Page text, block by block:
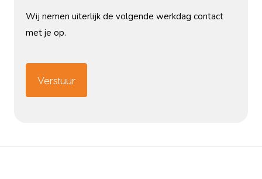
Wij nemen uiterlijk de volgende werkdag contact
met je op.